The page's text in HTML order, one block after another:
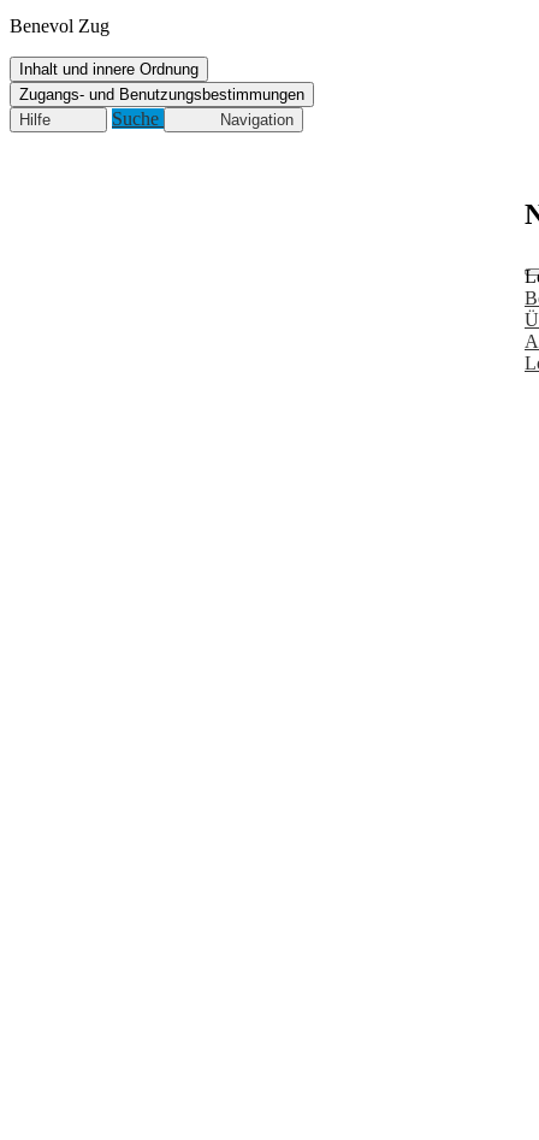
Benevol Zug
Inhalt und innere Ordnung
Zugangs- und Benutzungsbestimmungen
Hilfe
Suche Navigation